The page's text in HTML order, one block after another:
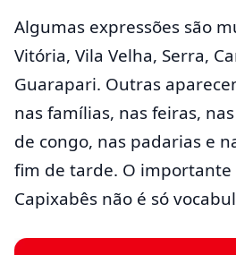
Algumas expressões são
Vitória, Vila Velha, Serra,
Guarapari. Outras
nas famílias, nas feiras,
de congo, nas padarias e
fim de tarde. O
Capixabês não é só